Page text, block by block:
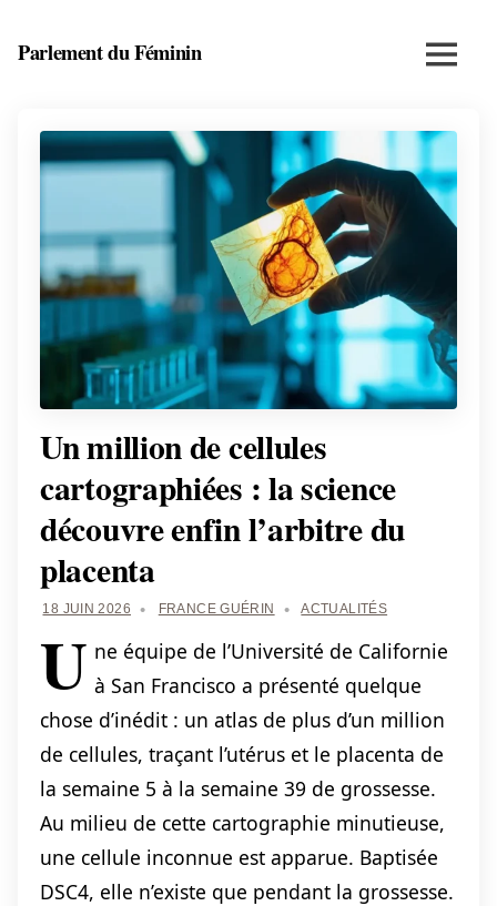
Parlement du Féminin
bien-
Menu
Un million de cellules
cartographiées : la science
découvre enfin l’arbitre du
placenta
18 JUIN 2026 FRANCE GUÉRIN ACTUALITÉS
U ne équipe de l’Université de Californie
à San Francisco a présenté quelque
chose d’inédit : un atlas de plus d’un million
de cellules, traçant l’utérus et le placenta de
la semaine 5 à la semaine 39 de grossesse.
Au milieu de cette cartographie minutieuse,
une cellule inconnue est apparue. Baptisée
DSC4, elle n’existe que pendant la grossesse.